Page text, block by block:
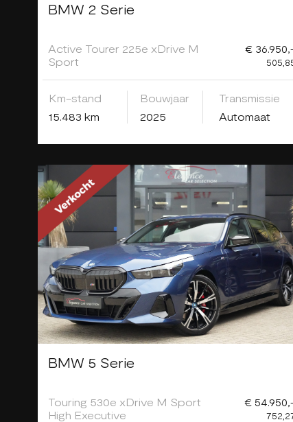
BMW 2 Serie
Active Tourer 225e xDrive M
Sport
€
Km-stand
15.483 km
Bouwjaar
2025
Transmissie
Automaat
BMW 5 Serie
Touring 530e xDrive M Sport
High Executive
€